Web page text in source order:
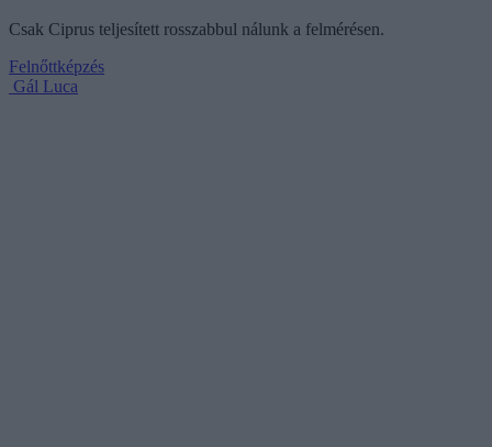
Csak Ciprus teljesített rosszabbul nálunk a felmérésen.
Felnőttképzés
Gál Luca